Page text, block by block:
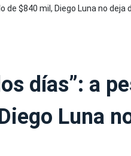
días”: a
Luna